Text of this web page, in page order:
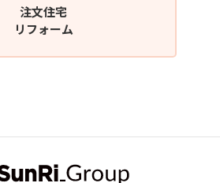
注文住宅
リフォーム